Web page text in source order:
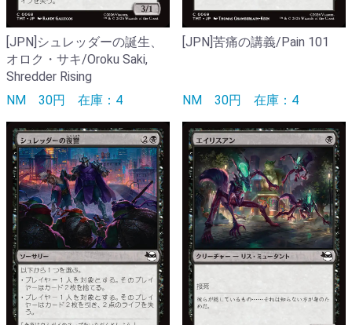
[JPN]シュレッダーの誕生、
オロク・サキ/Oroku Saki,
Shredder Rising
NM 30円 在庫：4
[JPN]苦痛の講義/Pain 101
NM 30円 在庫：4